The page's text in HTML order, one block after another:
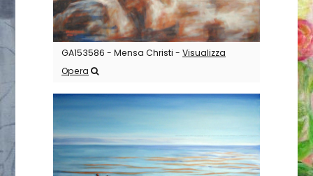
GA153586 - Mensa Christi - Visualizza
Opera